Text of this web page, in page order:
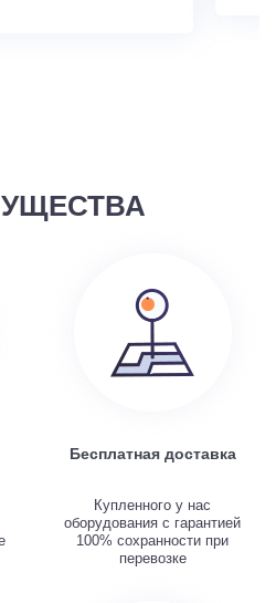
Бесплатная доставка
Купленного у нас
оборудования с гарантией
100% сохранности при
перевозке